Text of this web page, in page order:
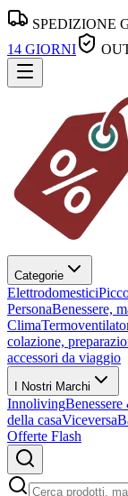
SPEDIZIONE
14 GIORNI
Categorie
Elettrodomestici
PersonaBenessere,
Clima
colazione,
accessori da viaggio
I Nostri Marchi
Innoliving
della casaViceversa
Offerte Flash